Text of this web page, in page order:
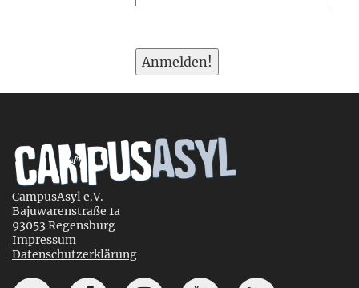
CampusAsyl e.V.
Bajuwarenstraße 1a
93053 Regensburg
Impressum
Datenschutzerklärung